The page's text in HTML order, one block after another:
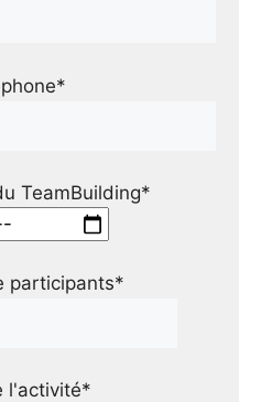
TeamBuilding*
participants*
l'activité*